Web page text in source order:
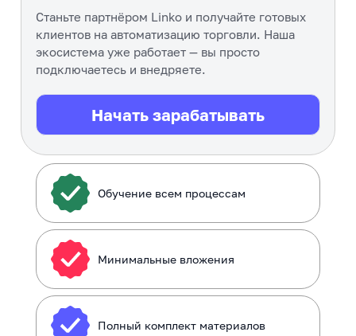
Станьте партнёром Linko и получайте готовых
клиентов на автоматизацию торговли. Наша
экосистема уже работает — вы просто
подключаетесь и внедряете.
Начать зарабатывать
Обучение всем процессам
Минимальные вложения
Полный комплект материалов